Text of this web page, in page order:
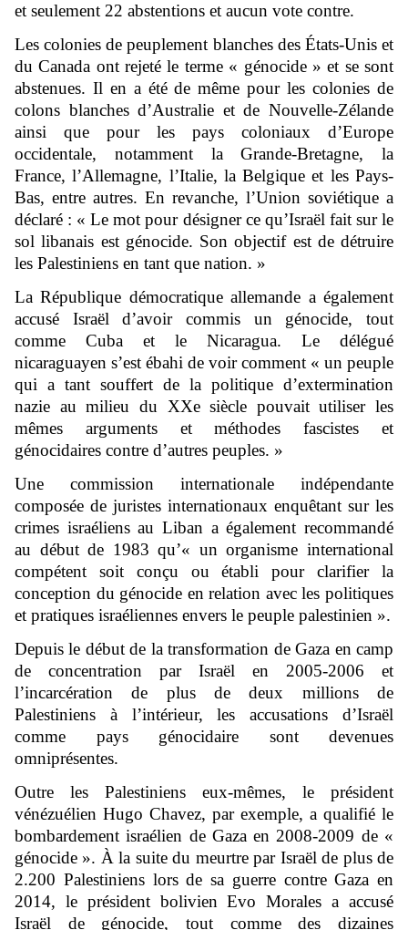
et seulement 22 abstentions et aucun vote contre.
Les colonies de peuplement blanches des États-Unis et
du Canada ont rejeté le terme « génocide » et se sont
abstenues. Il en a été de même pour les colonies de
colons blanches d’Australie et de Nouvelle-Zélande
ainsi que pour les pays coloniaux d’Europe
occidentale, notamment la Grande-Bretagne, la
France, l’Allemagne, l’Italie, la Belgique et les Pays-
Bas, entre autres. En revanche, l’Union soviétique a
déclaré : « Le mot pour désigner ce qu’Israël fait sur le
sol libanais est génocide. Son objectif est de détruire
les Palestiniens en tant que nation. »
La République démocratique allemande a également
accusé Israël d’avoir commis un génocide, tout
comme Cuba et le Nicaragua. Le délégué
nicaraguayen s’est ébahi de voir comment « un peuple
qui a tant souffert de la politique d’extermination
nazie au milieu du XXe siècle pouvait utiliser les
mêmes arguments et méthodes fascistes et
génocidaires contre d’autres peuples. »
Une commission internationale indépendante
composée de juristes internationaux enquêtant sur les
crimes israéliens au Liban a également recommandé
au début de 1983 qu’« un organisme international
compétent soit conçu ou établi pour clarifier la
conception du génocide en relation avec les politiques
et pratiques israéliennes envers le peuple palestinien ».
Depuis le début de la transformation de Gaza en camp
de concentration par Israël en 2005-2006 et
l’incarcération de plus de deux millions de
Palestiniens à l’intérieur, les accusations d’Israël
comme pays génocidaire sont devenues
omniprésentes.
Outre les Palestiniens eux-mêmes, le président
vénézuélien Hugo Chavez, par exemple, a qualifié le
bombardement israélien de Gaza en 2008-2009 de «
génocide ». À la suite du meurtre par Israël de plus de
2.200 Palestiniens lors de sa guerre contre Gaza en
2014, le président bolivien Evo Morales a accusé
Israël de génocide, tout comme des dizaines